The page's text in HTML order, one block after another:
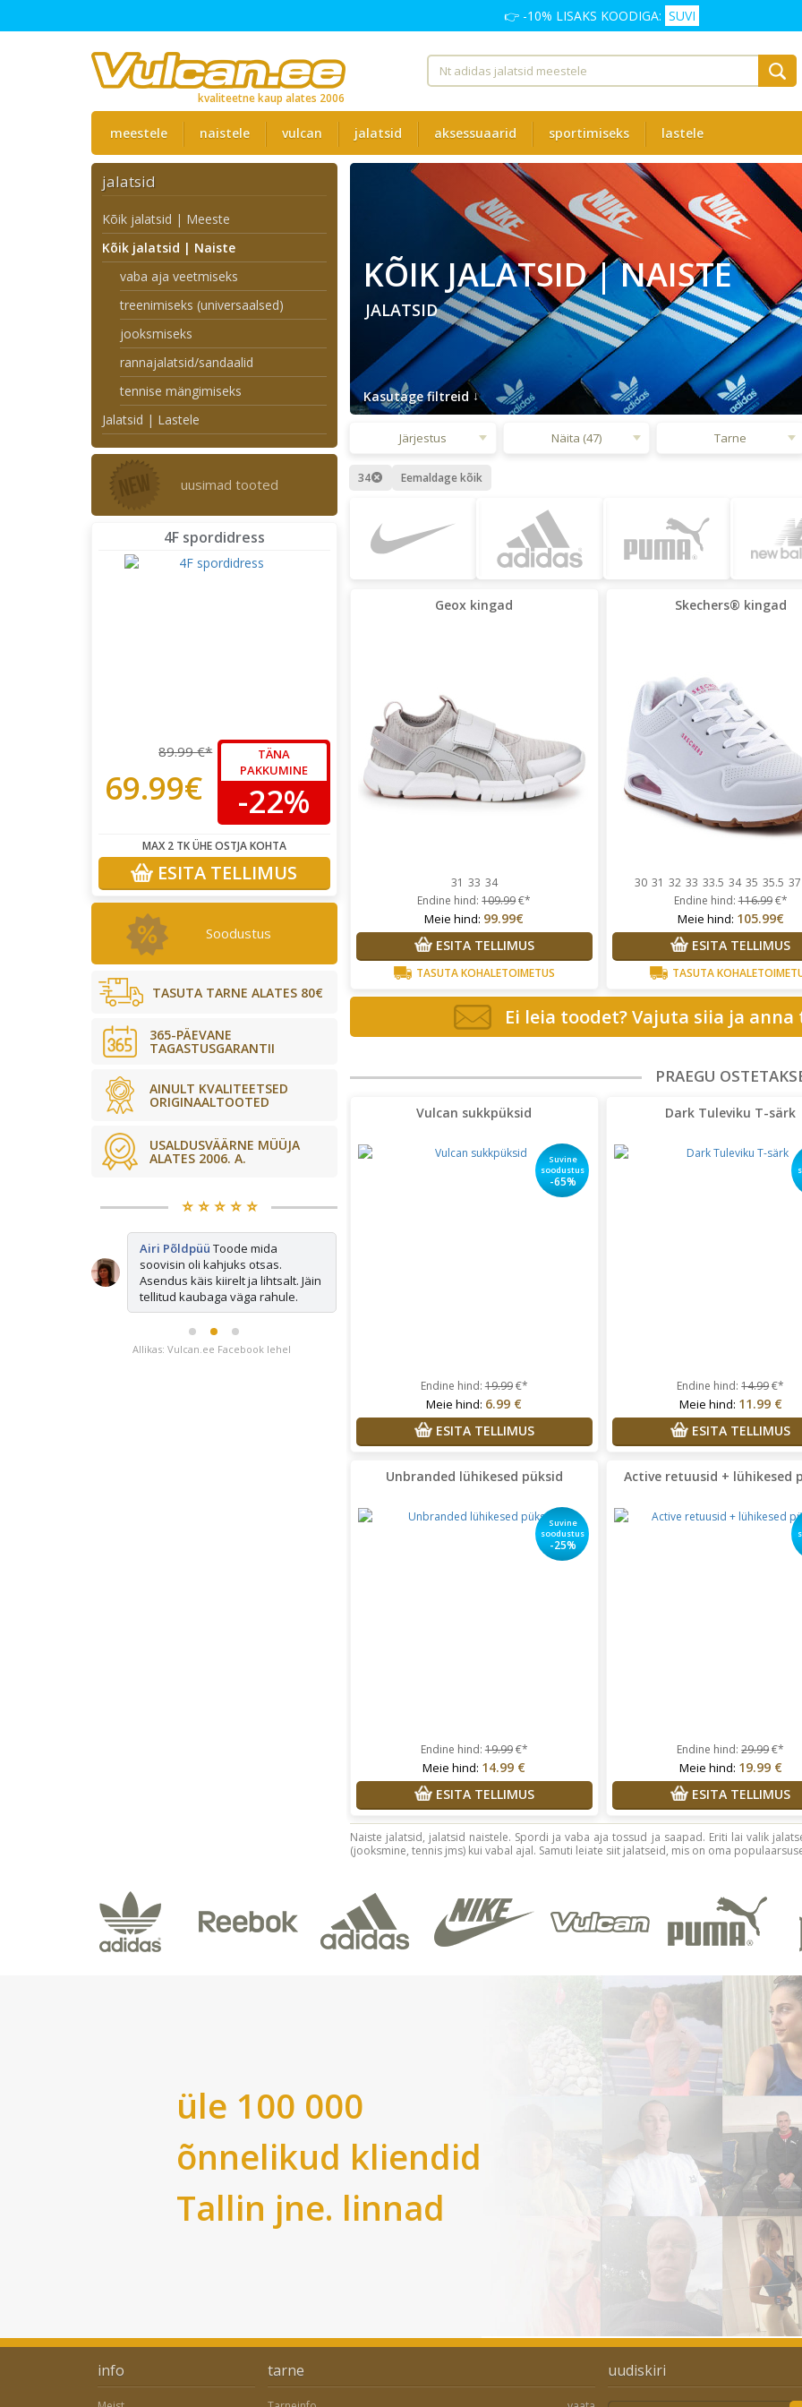
👉 -10% LISAKS KOODIGA: SUVI
kvaliteetne kaup alates 2006
meestele naistele vulcan jalatsid aksessuaarid sportimiseks lastele
jalatsid
Kõik jalatsid | Meeste
Kõik jalatsid | Naiste
vaba aja veetmiseks
treenimiseks (universaalsed)
jooksmiseks
rannajalatsid/sandaalid
tennise mängimiseks
Jalatsid | Lastele
uusimad tooted
4F spordidress
89.99 €*
69.99€
TÄNA
PAKKUMINE
-22%
MAX 2 TK ÜHE OSTJA KOHTA
ESITA TELLIMUS
Soodustus
TASUTA TARNE ALATES 80€
365-PÄEVANE
TAGASTUSGARANTII
AINULT KVALITEETSED
ORIGINAALTOOTED
USALDUSVÄÄRNE MÜÜJA
ALATES 2006. A.
⭐️ ⭐️ ⭐️ ⭐️ ⭐️
Airi Põldpüü Toode mida
soovisin oli kahjuks otsas.
Asendus käis kiirelt ja lihtsalt. Jäin
tellitud kaubaga väga rahule.
Allikas: Vulcan.ee Facebook lehel
Kasutage filtreid↓
KÕIK JALATSID | NAISTE
JALATSID
Järjestus Näita (47) Tarne
34 Eemaldage kõik
Geox kingad
31 33 34
Endine hind:109.99€*
Meie hind: 99.99€
ESITA TELLIMUS
TASUTA KOHALETOIMETUS
Skechers® kingad
30 31 32 33 33.5 34 35 35.5 37
Endine hind:116.99€*
Meie hind: 105.99€
ESITA TELLIMUS
TASUTA
Ei leia toodet? Vajuta siia ja
PRAEGU
Vulcan sukkpüksid
Suvine
soodustus
-65%
Endine hind:19.99€*
Meie hind: 6.99 €
ESITA TELLIMUS
Dark Tuleviku T-särk
Endine hind:14.99€*
Meie hind: 11.99 €
ESITA TELLIMUS
Unbranded lühikesed püksid
Suvine
soodustus
-25%
Endine hind:19.99€*
Meie hind: 14.99 €
ESITA TELLIMUS
Active retuusid + lühikesed
Endine hind:29.99€*
Meie hind: 19.99 €
ESITA TELLIMUS
Naiste jalatsid, jalatsid naistele. Spordi ja vaba aja tossud ja saapad. Eriti lai valik
(jooksmine, tennis jms) kui vabal ajal. Samuti leiate siit jalatseid, mis on oma
üle 100 000
õnnelikud kliendid
Tallin jne. linnad
info tarne uudiskiri